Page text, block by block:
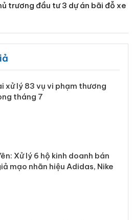
trương đầu tư 3 dự án bãi đỗ xe
xử lý 83 vụ vi phạm thương
tháng 7
Xử lý 6 hộ kinh doanh bán
mạo nhãn hiệu Adidas, Nike